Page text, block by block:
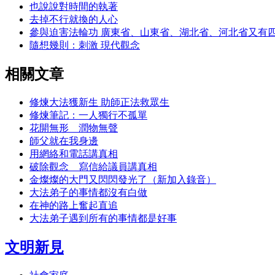
也說說對時間的執著
去掉不行就換的人心
參與迫害法輪功 廣東省、山東省、湖北省、河北省又有
隨想幾則：刺激 現代觀念
相關文章
修煉大法獲新生 助師正法救眾生
修煉筆記：一人獨行不孤單
花開無形 潤物無聲
師父就在我身邊
用網絡和電話講真相
破除觀念 寫信給議員講真相
金燦燦的大門又閃閃發光了（新加入錄音）
大法弟子的事情都沒有白做
在神的路上奮起直追
大法弟子遇到所有的事情都是好事
文明新見